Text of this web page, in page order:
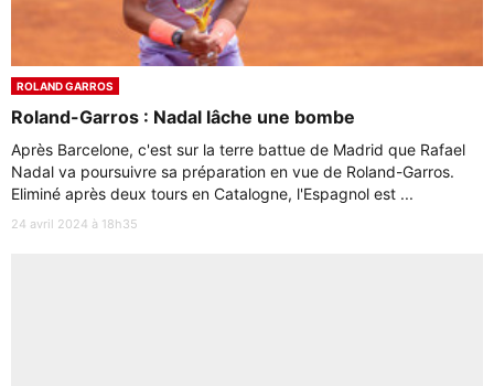
ROLAND GARROS
Roland-Garros : Nadal lâche une bombe
Après Barcelone, c'est sur la terre battue de Madrid que Rafael
Nadal va poursuivre sa préparation en vue de Roland-Garros.
Eliminé après deux tours en Catalogne, l'Espagnol est ...
24 avril 2024 à 18h35